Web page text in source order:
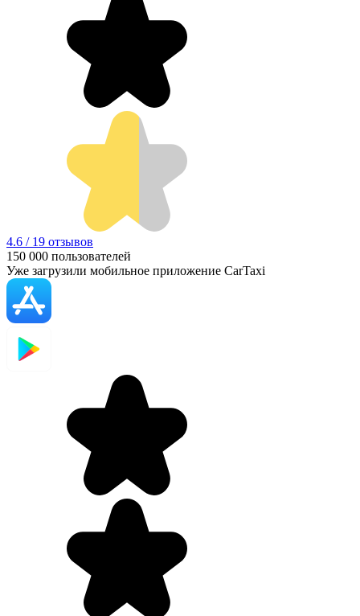
4.6 / 19 отзывов
150 000 пользователей
Уже загрузили мобильное приложение CarTaxi